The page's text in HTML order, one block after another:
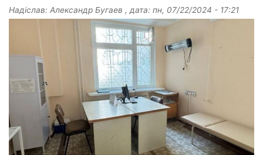
Надіслав: Александр Бугаев , дата: пн, 07/22/2024 - 17:21